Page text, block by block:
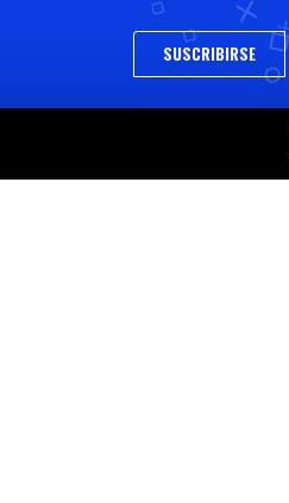
SUSCRIBIRSE